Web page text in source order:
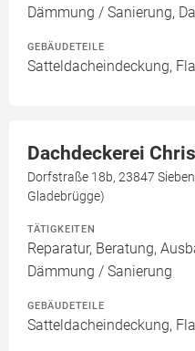
Dämmung / Sanierung,
GEBÄUDETEILE
Satteldacheindeckung,
Dachdeckerei
Dorfstraße 18b, 23847
Gladebrügge)
TÄTIGKEITEN
Reparatur, Beratung,
Dämmung / Sanierung
GEBÄUDETEILE
Satteldacheindeckung,